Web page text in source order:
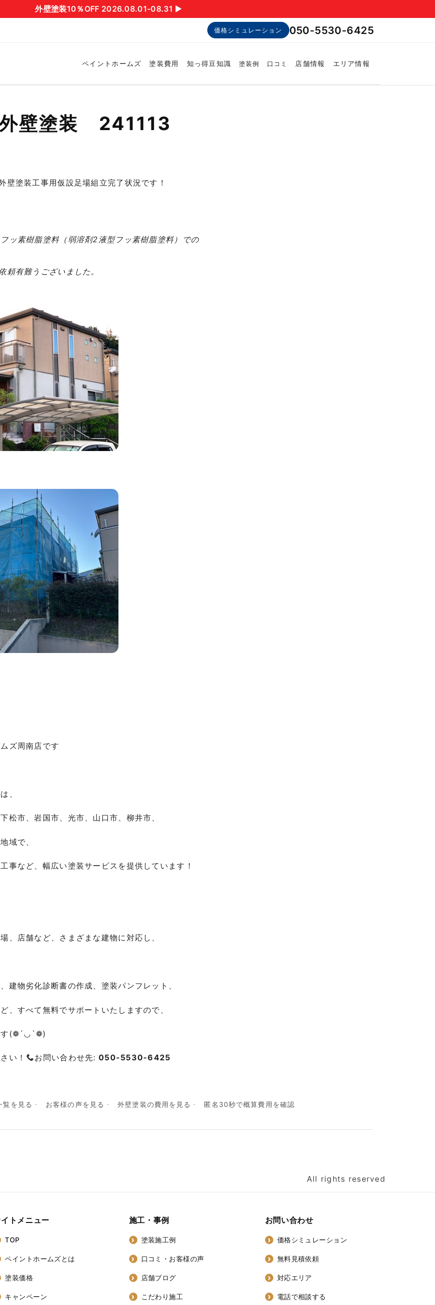
外壁塗装10％OFF 2026.08.01-08.31 ▶︎
価格シミュレーション 050-5530-6425
ペイントホームズ 塗装費用 知っ得豆知識 塗装例 口コミ 店舗情報 エリア情報
壁塗装 241113
壁塗装工事用仮設足場組立完了状況です！
ッ素樹脂塗料（弱溶剤2液型フッ素樹脂塗料）での
頼有難うございました。
ズ周南店です
、
松市、岩国市、光市、山口市、柳井市、
域で、
事など、幅広い塗装サービスを提供しています！
、店舗など、さまざまな建物に対応し、
建物劣化診断書の作成、塗装パンフレット、
、すべて無料でサポートいたしますので、
す(❁´◡`❁)
い！ お問い合わせ先: 050-5530-6425
覧を見る お客様の声を見る 外壁塗装の費用を見る 匿名30秒で概算費用を確認
All rights reserved
トメニュー
TOP
ペイントホームズとは
塗装価格
キャンペーン
施工・事例
塗装施工例
口コミ・お客様の声
店舗ブログ
こだわり施工
お問い合わせ
価格シミュレーション
無料見積依頼
対応エリア
電話で相談する